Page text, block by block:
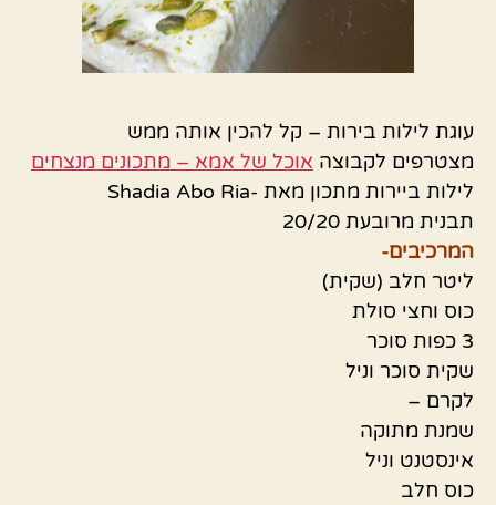
עוגת לילות בירות – קל להכין אותה ממש
מצטרפים לקבוצה אוכל של אמא – מתכונים מנצחים
לילות ביירות מתכון מאת -Shadia Abo Ria
תבנית מרובעת 20/20
המרכיבים-
ליטר חלב (שקית)
כוס וחצי סולת
3 כפות סוכר
שקית סוכר וניל
לקרם –
שמנת מתוקה
אינסטנט וניל
כוס חלב